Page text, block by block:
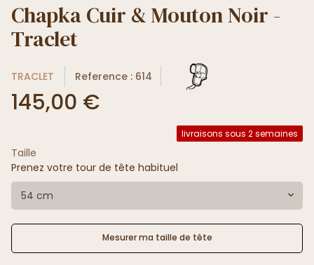
Chapka Cuir & Mouton Noir -
Traclet
TRACLET Reference : 614
145,00 €
livraisons sous 2 semaines
Taille
Prenez votre tour de tête habituel
54 cm
Mesurer ma taille de tête